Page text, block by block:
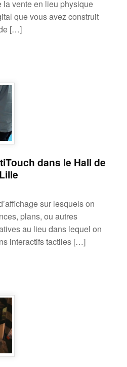
la vente en lieu physique
que vous avez construit
[…]
dans le Hall de
sur lesquels on
plans, ou autres
au lieu dans lequel on
interactifs tactiles […]